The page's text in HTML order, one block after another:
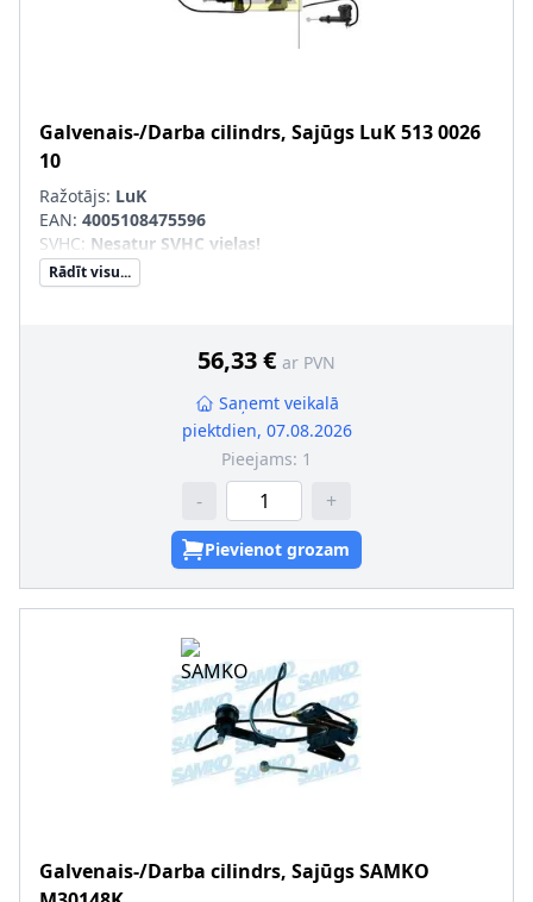
Galvenais-/Darba cilindrs, Sajūgs LuK513 0026
10
Ražotājs: LuK
EAN: 4005108475596
SVHC: Nesatur SVHC vielas!
Rādīt visu...
56,33 € ar PVN
Saņemt veikalā
piektdien, 07.08.2026
Pieejams: 1
- +
Pievienot grozam
Galvenais-/Darba cilindrs, SajūgsSAMKO